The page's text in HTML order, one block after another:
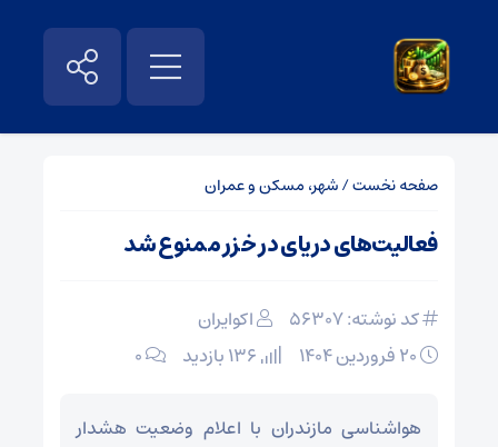
صفحه نخست/شهر، مسکن و عمران
فعالیت‌های دریای در خزر ممنوع شد
کد نوشته: 56307
اکوایران
۰
هواشناسی مازندران با اعلام وضعیت هشدار